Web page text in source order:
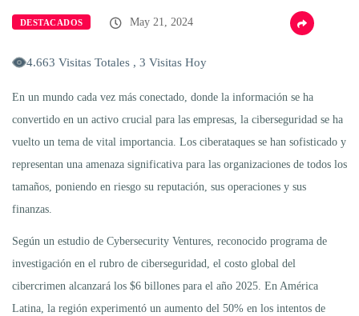
DESTACADOS May 21, 2024
4.663 Visitas Totales , 3 Visitas Hoy
En un mundo cada vez más conectado, donde la información se ha
convertido en un activo crucial para las empresas, la ciberseguridad se ha
vuelto un tema de vital importancia. Los ciberataques se han sofisticado y
representan una amenaza significativa para las organizaciones de todos los
tamaños, poniendo en riesgo su reputación, sus operaciones y sus
finanzas.
Según un estudio de Cybersecurity Ventures, reconocido programa de
investigación en el rubro de ciberseguridad, el costo global del
cibercrimen alcanzará los $6 billones para el año 2025. En América
Latina, la región experimentó un aumento del 50% en los intentos de